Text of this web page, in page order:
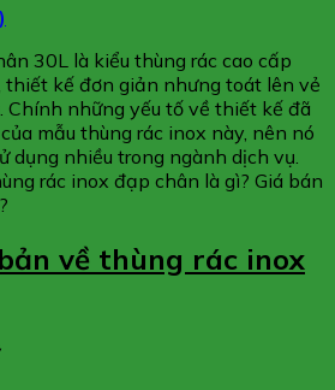
30L là kiểu thùng rác cao cấp
thiết kế đơn giản nhưng toát lên vẻ
Chính những yếu tố về thiết kế đã
mẫu thùng rác inox này, nên nó
dụng nhiều trong ngành dịch vụ.
rác inox đạp chân là gì? Giá bán
về thùng rác inox